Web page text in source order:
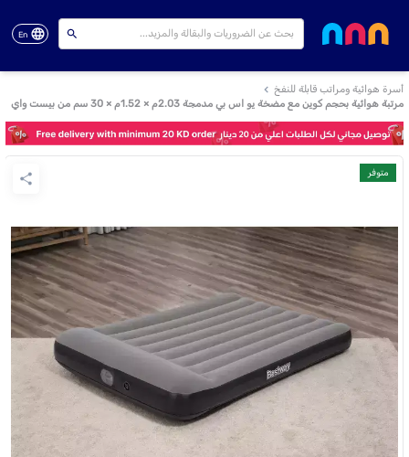
En
أسرة هوائية ومراتب قابلة للنفخ
مرتبة هوائية بحجم كوين مع مضخة يو اس بي مدمجة 2.03م × 1.52م × 30 سم من بيست واي
متوفر